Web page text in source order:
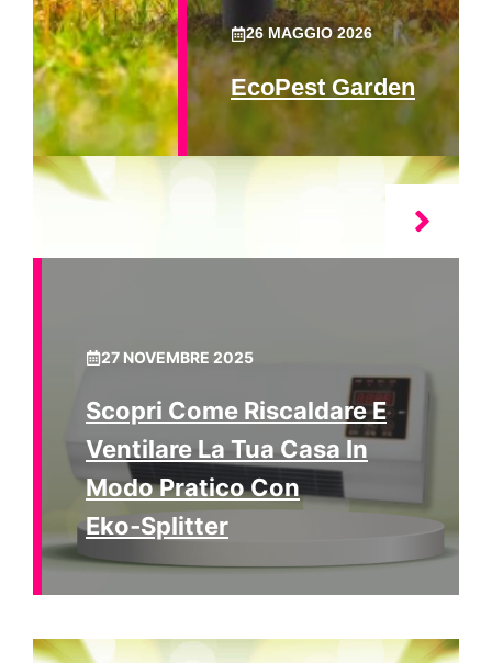
26 MAGGIO 2026
EcoPest Garden
27 NOVEMBRE 2025
Scopri Come Riscaldare E
Ventilare La Tua Casa In
Modo Pratico Con
Eko‑Splitter